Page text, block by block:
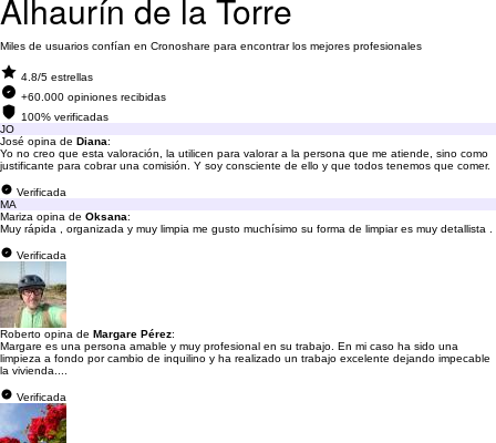
Alhaurín de la Torre
Miles de usuarios confían en Cronoshare para encontrar los mejores profesionales
4.8/5 estrellas
+60.000 opiniones recibidas
100% verificadas
JO
José opina de Diana:
Yo no creo que esta valoración, la utilicen para valorar a la persona que me atiende, sino como
justificante para cobrar una comisión. Y soy consciente de ello y que todos tenemos que comer.
Verificada
MA
Mariza opina de Oksana:
Muy rápida , organizada y muy limpia me gusto muchísimo su forma de limpiar es muy detallista .
Verificada
Roberto opina de Margare Pérez:
Margare es una persona amable y muy profesional en su trabajo. En mi caso ha sido una
limpieza a fondo por cambio de inquilino y ha realizado un trabajo excelente dejando impecable
la vivienda....
Verificada